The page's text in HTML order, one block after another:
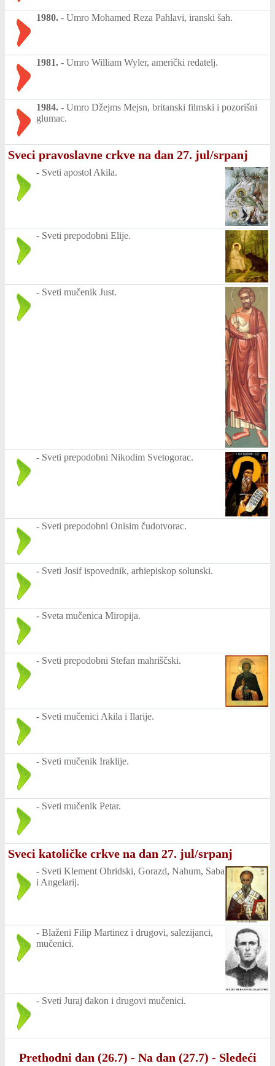
1980. - Umro Mohamed Reza Pahlavi, iranski šah.
1981. - Umro William Wyler, američki redatelj.
1984. - Umro Džejms Mejsn, britanski filmski i pozorišni
glumac.
Sveci pravoslavne crkve na dan 27. jul/srpanj
- Sveti apostol Akila.
- Sveti prepodobni Elije.
- Sveti mučenik Just.
- Sveti prepodobni Nikodim Svetogorac.
- Sveti prepodobni Onisim čudotvorac.
- Sveti Josif ispovednik, arhiepiskop solunski.
- Sveta mučenica Miropija.
- Sveti prepodobni Stefan mahriščski.
- Sveti mučenici Akila i Ilarije.
- Sveti mučenik Iraklije.
- Sveti mučenik Petar.
Sveci katoličke crkve na dan 27. jul/srpanj
- Sveti Klement Ohridski, Gorazd, Nahum, Saba
i Angelarij.
- Blaženi Filip Martinez i drugovi, salezijanci,
mučenici.
- Sveti Juraj đakon i drugovi mučenici.
Prethodni dan (26.7) - Na dan (27.7) - Sledeći